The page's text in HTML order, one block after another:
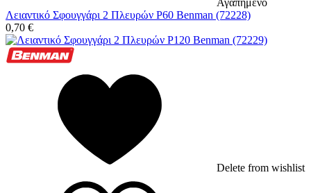
Λειαντικό Σφουγγάρι 2 Πλευρών P60 Benman (72228)
0,70 €
Delete from wishlist